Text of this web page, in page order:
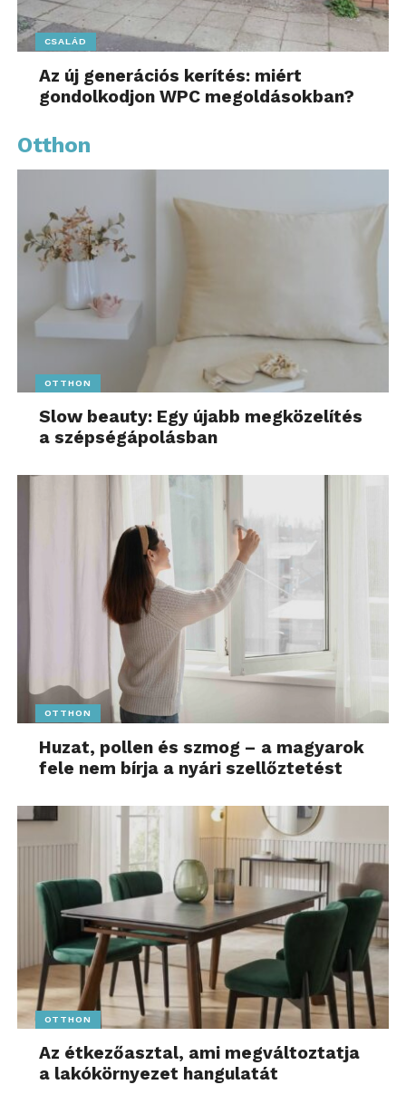
CSALÁD
Az új generációs kerítés: miért
gondolkodjon WPC megoldásokban?
Otthon
OTTHON
Slow beauty: Egy újabb megközelítés
a szépségápolásban
OTTHON
Huzat, pollen és szmog – a magyarok
fele nem bírja a nyári szellőztetést
OTTHON
Az étkezőasztal, ami megváltoztatja
a lakókörnyezet hangulatát